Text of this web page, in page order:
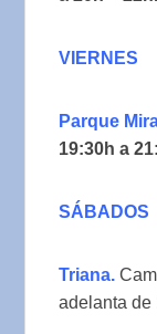
VIERNES
Parque
19:30h a
SÁBADOS
Triana.
adelanta de